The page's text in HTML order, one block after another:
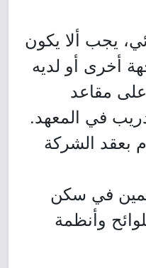
يجب ألا يكون
أخرى أو لديه
مقاعد
في المعهد.
بعقد الشركة
في سكن
وأنظمة